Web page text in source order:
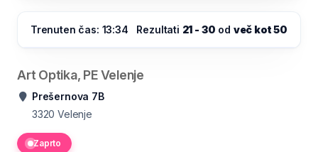
Trenuten čas: 13:34 Rezultati 21 - 30 od več kot 50
Art Optika, PE Velenje
Prešernova 7B
3320 Velenje
Zaprto